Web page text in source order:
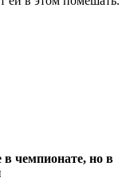
чемпионате, но в